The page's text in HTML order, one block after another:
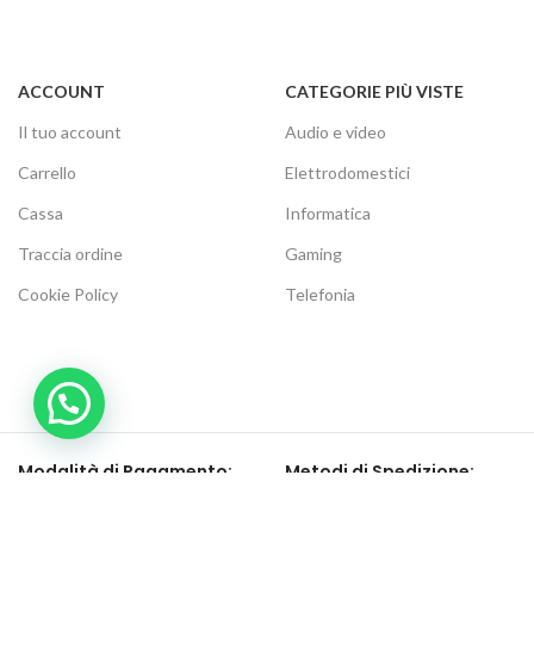
ACCOUNT
Il tuo account
Carrello
Cassa
Traccia ordine
Cookie Policy
CATEGORIE PIÙ VISTE
Audio e video
Elettrodomestici
Informatica
Gaming
Telefonia
Modalità di Pagamento: Metodi di Spedizione: